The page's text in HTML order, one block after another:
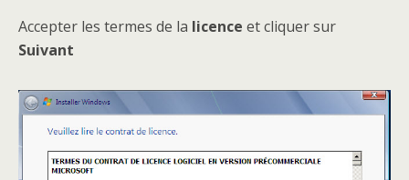
Accepter les termes de la licence et cliquer sur
Suivant